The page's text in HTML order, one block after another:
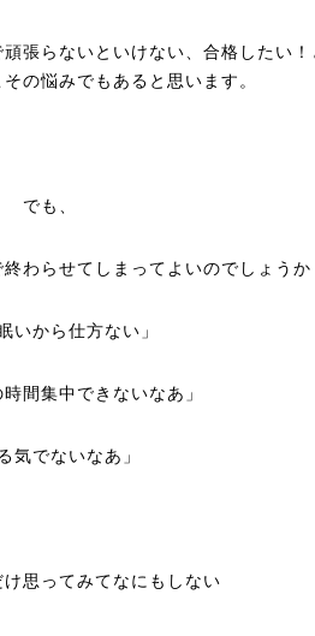
張らないといけない、合格したい
の悩みでもあると思います。
でも、
わらせてしまってよいのでしょうか
いから仕方ない」
時間集中できないなあ」
気でないなあ」
思ってみてなにもしない